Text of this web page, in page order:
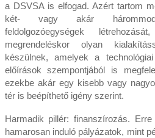
a DSVSA is elfogad. Azért tartom
két- vagy akár
feldolgozóegységek
megrendeléskor olyan
készülnek, amelyek a
előírások szempontjából is
ezekbe akár egy kisebb vagy
tér is beépíthető igény szerint.
Harmadik pillér: finanszírozás.
hamarosan induló pályázatok, mint